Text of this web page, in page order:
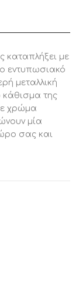
καταπλήξει με
εντυπωσιακό
μεταλλική
της
χρώμα
μία
σας και